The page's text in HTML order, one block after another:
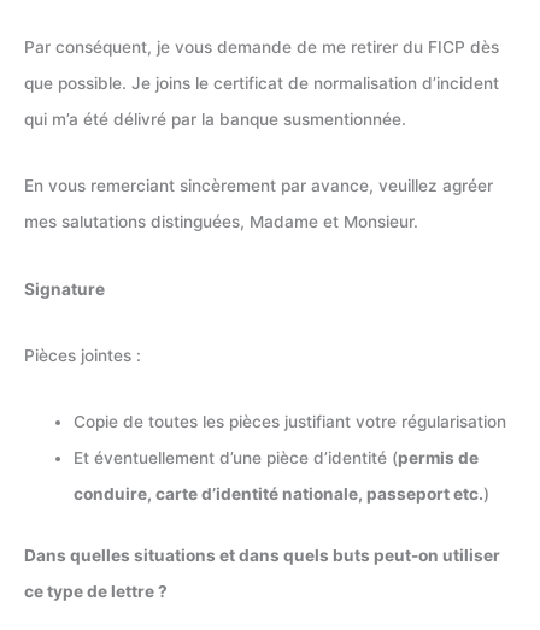
Par conséquent, je vous demande de me retirer du FICP dès
que possible. Je joins le certificat de normalisation d’incident
qui m’a été délivré par la banque susmentionnée.
En vous remerciant sincèrement par avance, veuillez agréer
mes salutations distinguées, Madame et Monsieur.
Signature
Pièces jointes :
Copie de toutes les pièces justifiant votre régularisation
Et éventuellement d’une pièce d’identité (permis de
conduire, carte d’identité nationale, passeport etc.)
Dans quelles situations et dans quels buts peut-on utiliser
ce type de lettre ?